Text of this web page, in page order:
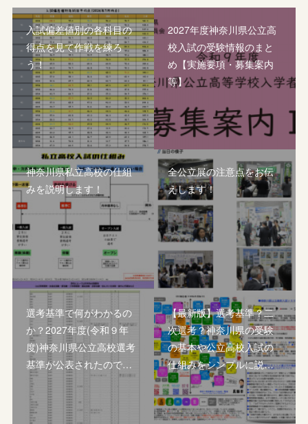
入試偏差値別の各科目の
得点を見て作戦を練ろ
う！
2027年度神奈川県公立高
校入試の受験情報のまと
め【実施要項・募集案内
等】
神奈川県私立高校の仕組
みを説明します！
全公立展の注意点をお伝
えします！
選考基準で何がわかるの
か？2027年度(令和９年
度)神奈川県公立高校選考
基準が公表されたので…
【最新版】選考基準？二
次選考？神奈川県の受験
の基本や公立高校入試の
仕組みをシンプルに説…